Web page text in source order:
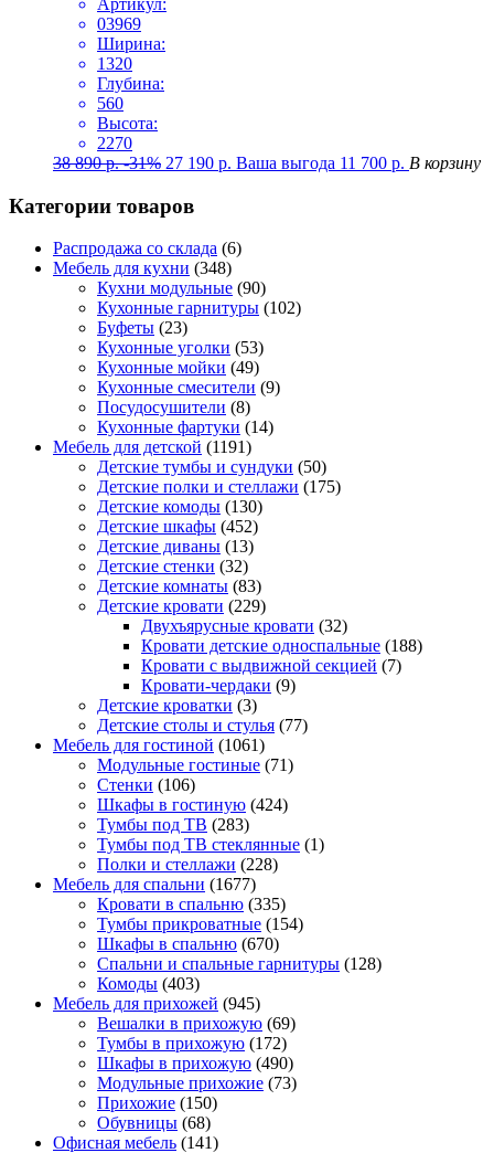
Артикул:
03969
Ширина:
1320
Глубина:
560
Высота:
2270
38 890р. -31% 27 190 р. Ваша выгода 11 700 р. В корзину
Категории товаров
Распродажа со склада (6)
Мебель для кухни (348)
Кухни модульные (90)
Кухонные гарнитуры (102)
Буфеты (23)
Кухонные уголки (53)
Кухонные мойки (49)
Кухонные смесители (9)
Посудосушители (8)
Кухонные фартуки (14)
Мебель для детской (1191)
Детские тумбы и сундуки (50)
Детские полки и стеллажи (175)
Детские комоды (130)
Детские шкафы (452)
Детские диваны (13)
Детские стенки (32)
Детские комнаты (83)
Детские кровати (229)
Двухъярусные кровати (32)
Кровати детские односпальные (188)
Кровати с выдвижной секцией (7)
Кровати-чердаки (9)
Детские кроватки (3)
Детские столы и стулья (77)
Мебель для гостиной (1061)
Модульные гостиные (71)
Стенки (106)
Шкафы в гостиную (424)
Тумбы под ТВ (283)
Тумбы под ТВ стеклянные (1)
Полки и стеллажи (228)
Мебель для спальни (1677)
Кровати в спальню (335)
Тумбы прикроватные (154)
Шкафы в спальню (670)
Спальни и спальные гарнитуры (128)
Комоды (403)
Мебель для прихожей (945)
Вешалки в прихожую (69)
Тумбы в прихожую (172)
Шкафы в прихожую (490)
Модульные прихожие (73)
Прихожие (150)
Обувницы (68)
Офисная мебель (141)